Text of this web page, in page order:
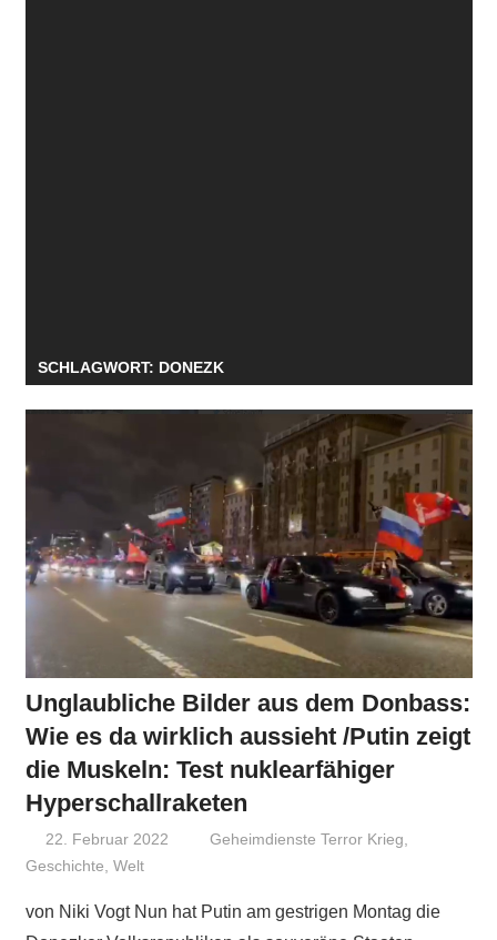
SCHLAGWORT: DONEZK
Unglaubliche Bilder aus dem Donbass:
Wie es da wirklich aussieht /Putin zeigt
die Muskeln: Test nuklearfähiger
Hyperschallraketen
22. Februar 2022 Niki Vogt
Geheimdienste Terror Krieg,
Geschichte, Welt
von Niki Vogt Nun hat Putin am gestrigen Montag die